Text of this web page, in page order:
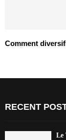
Comment
RECENT
Le